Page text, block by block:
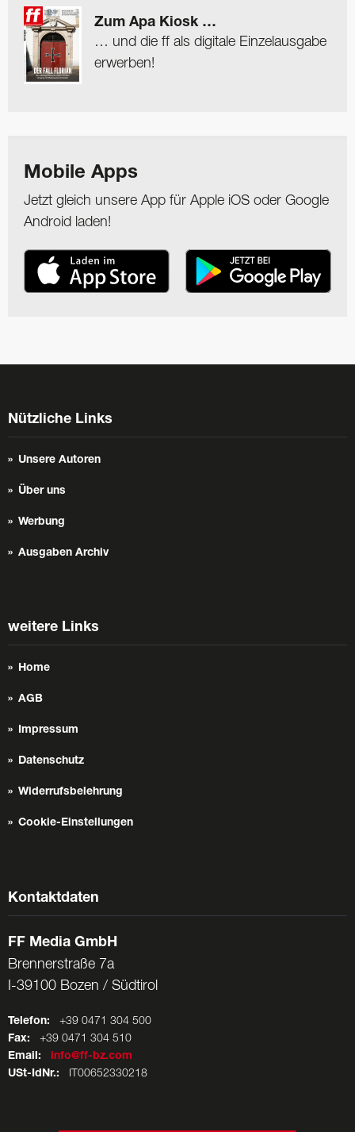
Zum Apa Kiosk …
… und die ff als digitale Einzelausgabe
erwerben!
Mobile Apps
Jetzt gleich unsere App für Apple iOS oder Google
Android laden!
Nützliche Links
Unsere Autoren
Über uns
Werbung
Ausgaben Archiv
weitere Links
Home
AGB
Impressum
Datenschutz
Widerrufsbelehrung
Cookie-Einstellungen
Kontaktdaten
FF Media GmbH
Brennerstraße 7a
I-39100 Bozen / Südtirol
Telefon: +39 0471 304 500
Fax: +39 0471 304 510
Email:
info@ff-bz.com
USt-IdNr.: IT00652330218